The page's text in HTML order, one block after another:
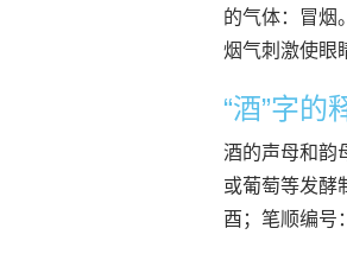
的气体：冒烟
烟气刺激使眼
“酒”字的
酒的声母和韵
或葡萄等发酵
酉；笔顺编号